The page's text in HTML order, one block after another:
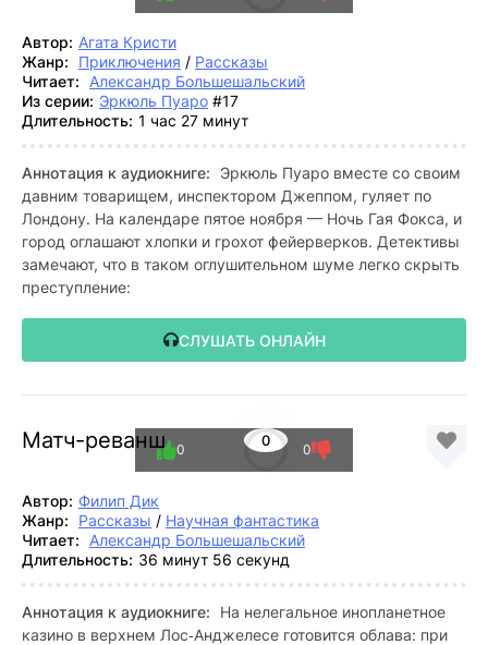
Автор: Агата Кристи
Жанр:
Приключения / Рассказы
Читает:
Александр Большешальский
Из серии: Эркюль Пуаро #17
Длительность: 1 час 27 минут
Аннотация к аудиокниге:
Эркюль Пуаро вместе со своим
давним товарищем, инспектором Джеппом, гуляет по
Лондону. На календаре пятое ноября — Ночь Гая Фокса, и
город оглашают хлопки и грохот фейерверков. Детективы
замечают, что в таком оглушительном шуме легко скрыть
преступление:
СЛУШАТЬ ОНЛАЙН
Матч-реванш 0
0 0
Автор: Филип Дик
Жанр:
Рассказы / Научная фантастика
Читает:
Александр Большешальский
Длительность: 36 минут 56 секунд
Аннотация к аудиокниге:
На нелегальное инопланетное
казино в верхнем Лос‑Анджелесе готовится облава: при